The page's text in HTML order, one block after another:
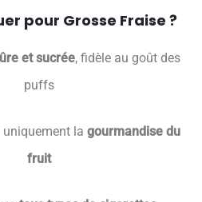
pour Grosse Fraise ?
et sucrée, fidèle au goût des
puffs
la gourmandise du
fruit